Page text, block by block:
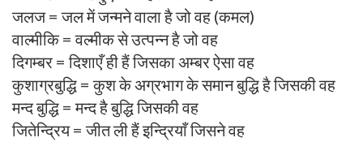
जलज = जल में जन्मने वाला है जो वह (कमल)
वाल्मीकि = वल्मीक से उत्पन्न है जो वह
दिगम्बर = दिशाएँ ही हैं जिसका अम्बर ऐसा वह
कुशाग्रबुद्धि = कुश के अग्रभाग के समान बुद्धि है जिसकी वह
मन्द बुद्धि = मन्द है बुद्धि जिसकी वह
जितेन्द्रिय = जीत ली हैं इन्द्रियाँ जिसने वह